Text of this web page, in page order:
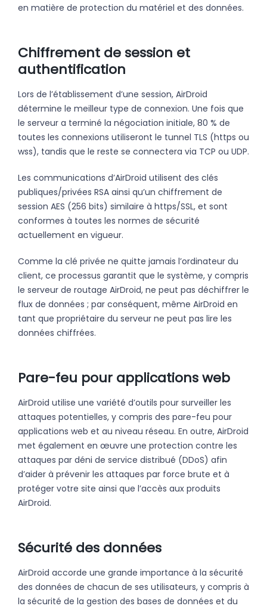
en matière de protection du matériel et des données.
Chiffrement de session et
authentification
Lors de l’établissement d’une session, AirDroid
détermine le meilleur type de connexion. Une fois que
le serveur a terminé la négociation initiale, 80 % de
toutes les connexions utiliseront le tunnel TLS (https ou
wss), tandis que le reste se connectera via TCP ou UDP.
Les communications d’AirDroid utilisent des clés
publiques/privées RSA ainsi qu’un chiffrement de
session AES (256 bits) similaire à https/SSL, et sont
conformes à toutes les normes de sécurité
actuellement en vigueur.
Comme la clé privée ne quitte jamais l’ordinateur du
client, ce processus garantit que le système, y compris
le serveur de routage AirDroid, ne peut pas déchiffrer le
flux de données ; par conséquent, même AirDroid en
tant que propriétaire du serveur ne peut pas lire les
données chiffrées.
Pare-feu pour applications web
AirDroid utilise une variété d’outils pour surveiller les
attaques potentielles, y compris des pare-feu pour
applications web et au niveau réseau. En outre, AirDroid
met également en œuvre une protection contre les
attaques par déni de service distribué (DDoS) afin
d’aider à prévenir les attaques par force brute et à
protéger votre site ainsi que l’accès aux produits
AirDroid.
Sécurité des données
AirDroid accorde une grande importance à la sécurité
des données de chacun de ses utilisateurs, y compris à
la sécurité de la gestion des bases de données et du